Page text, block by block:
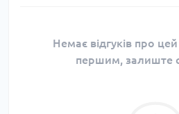
Немає відгуків про
першим, залиште